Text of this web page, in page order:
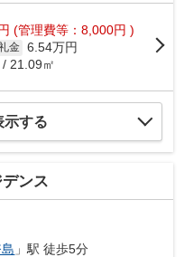
(管理費等：8,000円 )
金 6.54万円
21.09㎡
示する
ンス
」駅 徒歩5分